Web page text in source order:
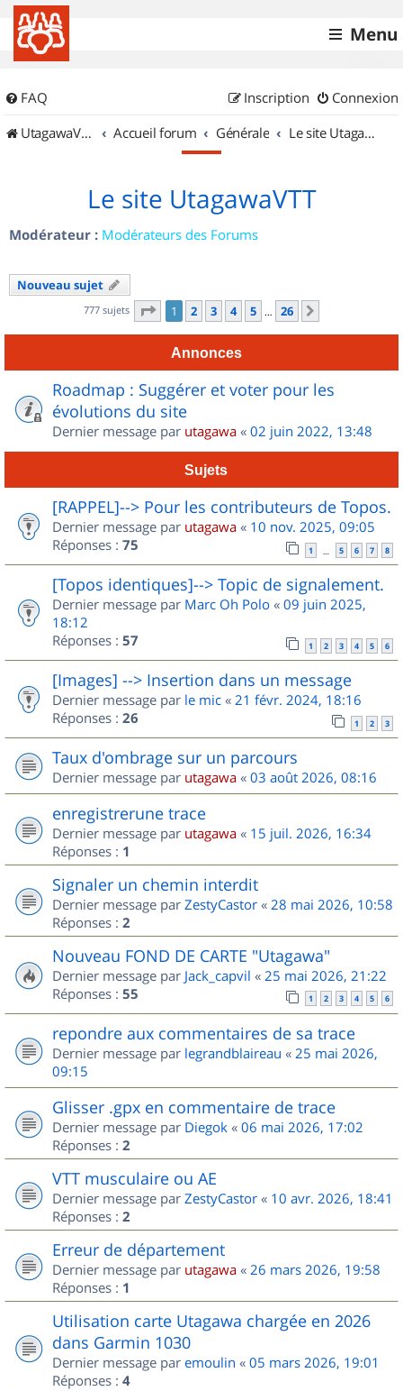
Menu
FAQ Connexion
Inscription
UtagawaVTT (Randos VTT et VTTAE avec traces GPS)
Accueil forum Générale Le site UtagawaVTT
Le site UtagawaVTT
Modérateur : Modérateurs des Forums
Nouveau sujet
777 sujets Page 1sur
1 2 3 4 5 … 26
Annonces
Roadmap : Suggérer et voter pour les
évolutions du site
Dernier message par utagawa « 02 juin 2022, 13:48
Sujets
[RAPPEL]--> Pour les contributeurs de Topos.
Dernier message par utagawa « 10 nov. 2025, 09:05
Réponses : 75 1 … 5 6 7 8
[Topos identiques]--> Topic de signalement.
Dernier message par Marc Oh Polo « 09 juin 2025,
18:12
Réponses : 57 1 2 3 4 5 6
[Images] --> Insertion dans un message
Dernier message par le mic « 21 févr. 2024, 18:16
Réponses : 26 1 2 3
Taux d'ombrage sur un parcours
Dernier message par utagawa « 03 août 2026, 08:16
enregistrerune trace
Dernier message par utagawa « 15 juil. 2026, 16:34
Réponses : 1
Signaler un chemin interdit
Dernier message par ZestyCastor « 28 mai 2026, 10:58
Réponses : 2
Nouveau FOND DE CARTE "Utagawa"
Dernier message par Jack_capvil « 25 mai 2026, 21:22
Réponses : 55 1 2 3 4 5 6
repondre aux commentaires de sa trace
Dernier message par legrandblaireau « 25 mai 2026,
09:15
Glisser .gpx en commentaire de trace
Dernier message par Diegok « 06 mai 2026, 17:02
Réponses : 2
VTT musculaire ou AE
Dernier message par ZestyCastor « 10 avr. 2026, 18:41
Réponses : 2
Erreur de département
Dernier message par utagawa « 26 mars 2026, 19:58
Réponses : 1
Utilisation carte Utagawa chargée en 2026
dans Garmin 1030
Dernier message par emoulin « 05 mars 2026, 19:01
Réponses : 4